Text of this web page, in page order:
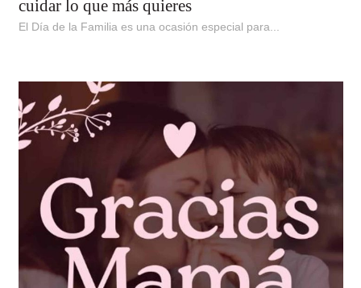
cuidar lo que más quieres
El Día de la Familia es una ocasión especial para...